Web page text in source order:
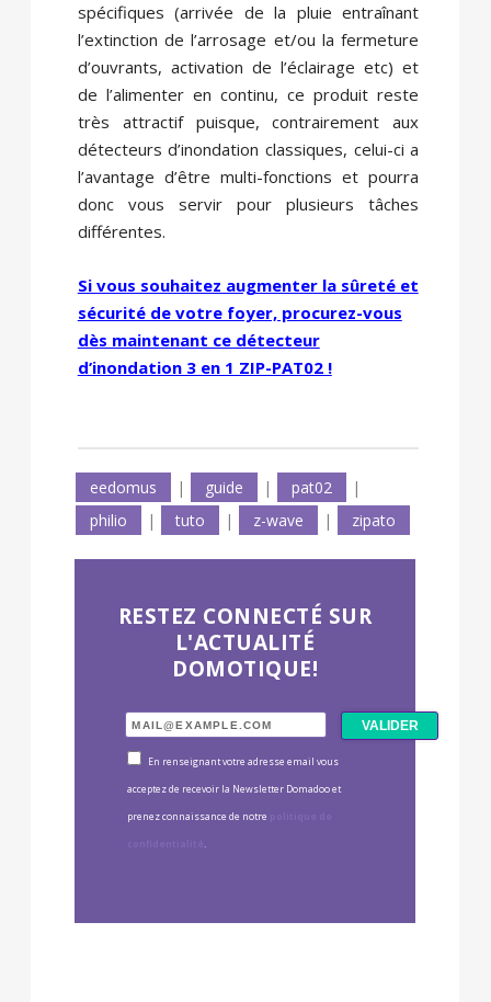
spécifiques (arrivée de la pluie entraînant
l’extinction de l’arrosage et/ou la fermeture
d’ouvrants, activation de l’éclairage etc) et
de l’alimenter en continu, ce produit reste
très attractif puisque, contrairement aux
détecteurs d’inondation classiques, celui-ci a
l’avantage d’être multi-fonctions et pourra
donc vous servir pour plusieurs tâches
différentes.
Si vous souhaitez augmenter la sûreté et
sécurité de votre foyer, procurez-vous
dès maintenant ce détecteur
d’inondation 3 en 1 ZIP-PAT02 !
eedomus | guide | pat02
|
philio
| tuto | z-wave | zipato
RESTEZ CONNECTÉ SUR
L'ACTUALITÉ
DOMOTIQUE!
En renseignant votre adresse email vous
acceptez de recevoir la Newsletter Domadoo et
prenez connaissance de notre
.